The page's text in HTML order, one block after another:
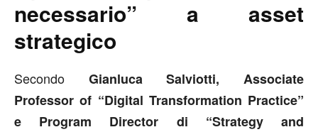
necessario” a asset
strategico
Secondo Gianluca Salviotti, Associate
Professor of “Digital Transformation Practice”
e Program Director di “Strategy and